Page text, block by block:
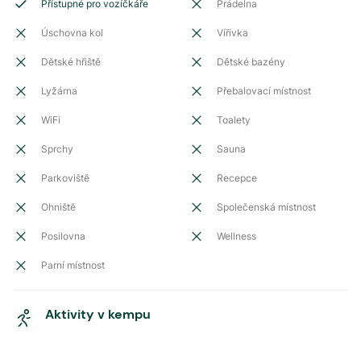
Přístupné pro vozíčkáře Prádelna
Úschovna kol Vířivka
Dětské hřiště Dětské bazény
Lyžárna Přebalovací místnost
WiFi Toalety
Sprchy Sauna
Parkoviště Recepce
Ohniště Společenská místnost
Posilovna Wellness
Parní místnost
Aktivity v kempu